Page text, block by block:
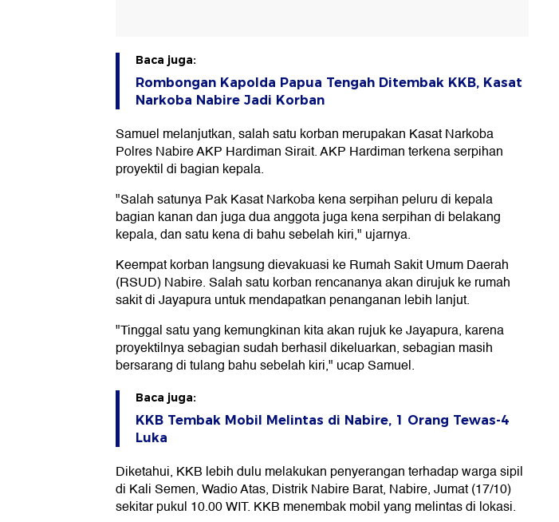
Baca juga:
Rombongan Kapolda Papua Tengah Ditembak KKB, Kasat
Narkoba Nabire Jadi Korban
Samuel melanjutkan, salah satu korban merupakan Kasat Narkoba
Polres Nabire AKP Hardiman Sirait. AKP Hardiman terkena serpihan
proyektil di bagian kepala.
"Salah satunya Pak Kasat Narkoba kena serpihan peluru di kepala
bagian kanan dan juga dua anggota juga kena serpihan di belakang
kepala, dan satu kena di bahu sebelah kiri," ujarnya.
Keempat korban langsung dievakuasi ke Rumah Sakit Umum Daerah
(RSUD) Nabire. Salah satu korban rencananya akan dirujuk ke rumah
sakit di Jayapura untuk mendapatkan penanganan lebih lanjut.
"Tinggal satu yang kemungkinan kita akan rujuk ke Jayapura, karena
proyektilnya sebagian sudah berhasil dikeluarkan, sebagian masih
bersarang di tulang bahu sebelah kiri," ucap Samuel.
Baca juga:
KKB Tembak Mobil Melintas di Nabire, 1 Orang Tewas-4
Luka
Diketahui, KKB lebih dulu melakukan penyerangan terhadap warga sipil
di Kali Semen, Wadio Atas, Distrik Nabire Barat, Nabire, Jumat (17/10)
sekitar pukul 10.00 WIT. KKB menembak mobil yang melintas di lokasi.